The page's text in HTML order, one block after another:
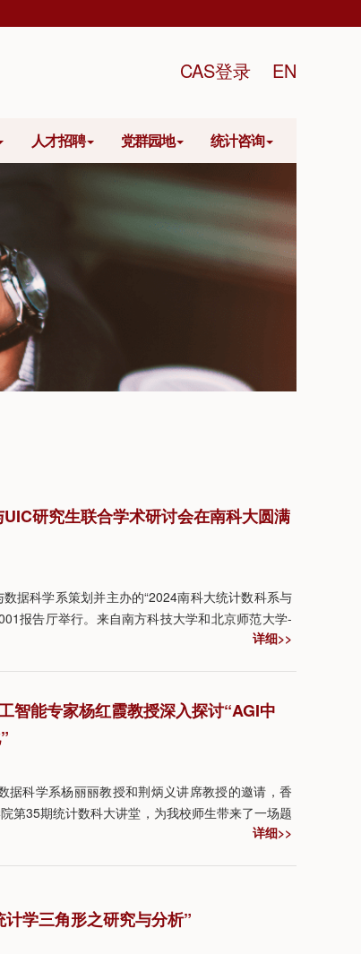
CAS登录 EN
人才招聘 党群园地 统计咨询
研究生联合学术研讨会在南科大圆满
据科学系策划并主办的“2024南科大统计数科系与
报告厅举行。来自南方科技大学和北京师范大学-
详细>>
智能专家杨红霞教授深入探讨“AGI中
据科学系杨丽丽教授和荆炳义讲席教授的邀请，香
第35期统计数科大讲堂，为我校师生带来了一场题
演化”的精彩讲座。此次讲座由统计与数据科学系副
详细>>
学三角形之研究与分析”